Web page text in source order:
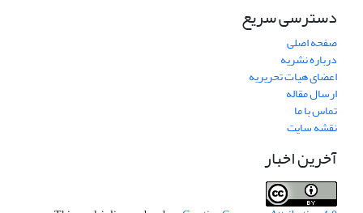
دسترسی سریع
صفحه اصلی
درباره نشریه
اعضای هیات تحریریه
ارسال مقاله
تماس با ما
نقشه سایت
آخرین اخبار